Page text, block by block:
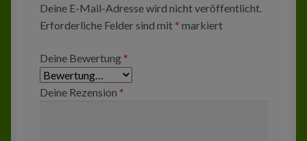
Deine E-Mail-Adresse wird nicht veröffentlicht.
Erforderliche Felder sind mit * markiert
Deine Bewertung *
Deine Rezension *